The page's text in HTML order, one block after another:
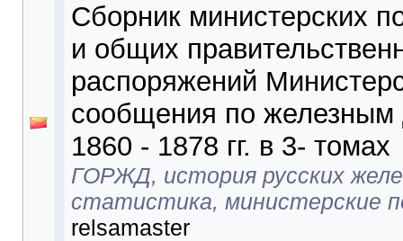
Сборник министерских
и общих
распоряжений
сообщения по железным
1860 - 1878 гг. в 3- томах
ГОРЖД, история русских
статистика, министерские
relsamaster